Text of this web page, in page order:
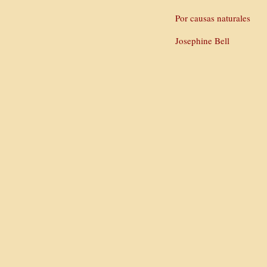
Por causas naturales
Josephine Bell